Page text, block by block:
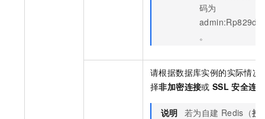
码为
。
请根据数据库实例的实际情况
择非加密连接或 SSL 安全连接
说明 若为自建 Redis（接